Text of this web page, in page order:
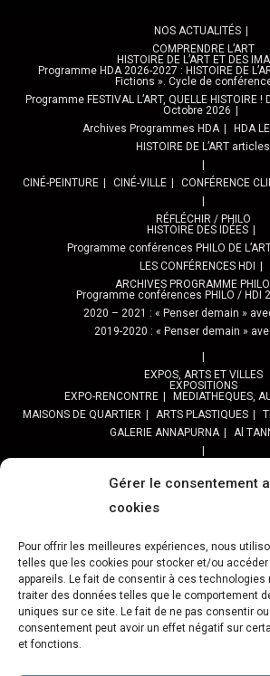
Gérer le consentement
cookies
Pour offrir les meilleures expériences, nous
telles que les cookies pour stocker et/ou
appareils. Le fait de consentir à ces technologies
traiter des données telles que le comportement
uniques sur ce site. Le fait de ne pas consentir
consentement peut avoir un effet négatif sur
et fonctions.
NOS ACTUALITÉS
COMPRENDRE L’ART
HISTOIRE DE L’ART ET DES
Programme HDA 2026-2027 : HISTOIRE DE
Fictions ». Cycle de
Programme FESTIVAL L’ART, QUELLE HISTOIRE
Octobre 2026
Archives Programmes HDA
HDA
HISTOIRE DE L’ART articles
CINÉ-PEINTURE CINÉ-VILLE CONFÉRENCE
RÉFLÉCHIR / PHILO
HISTOIRE DES IDÉES
Programme conférences PHILO DE
LES CONFÉRENCES HDI
ARCHIVES PROGRAMME
Programme conférences PHILO / HDI
2020 – 2021 : « Penser demain »
2019-2020 : « Penser demain »
EXPOS, ARTS ET VILLES
EXPOSITIONS
EXPO-RENCONTRE
MEDIATHEQUES,
MAISONS DE QUARTIER
ARTS PLASTIQUES
GALERIE ANNAPURNA
Al
PPROGRAMME DES BALADES
Programme SORTIES URBAN
Archives URBAN SKETCHERS
ATELIERS CULTURELS STREET ART JEU
L’ASSOCIATION